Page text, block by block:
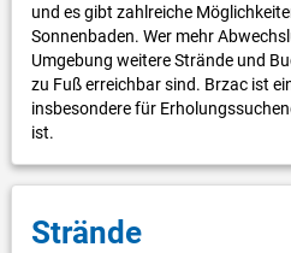
und es gibt zahlreiche
Sonnenbaden. Wer mehr
Umgebung weitere Strände und
zu Fuß erreichbar sind. Brzac ist
insbesondere für
ist.
Strände